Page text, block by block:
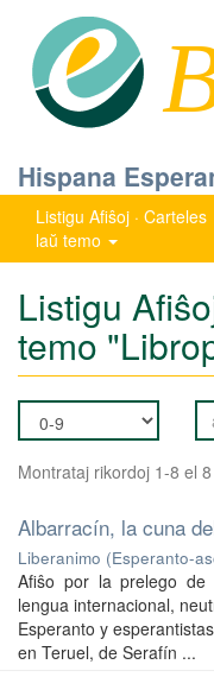
Hispana
Listigu Afiŝoj · Carteles
laŭ temo
Listigu
temo
Montrataj rikordoj 1-8 el 8
Albarracín, la cuna
Liberanimo (Esperanto-
Afiŝo por la prelego de
lengua internacional,
Esperanto y
en Teruel, de Serafín ...